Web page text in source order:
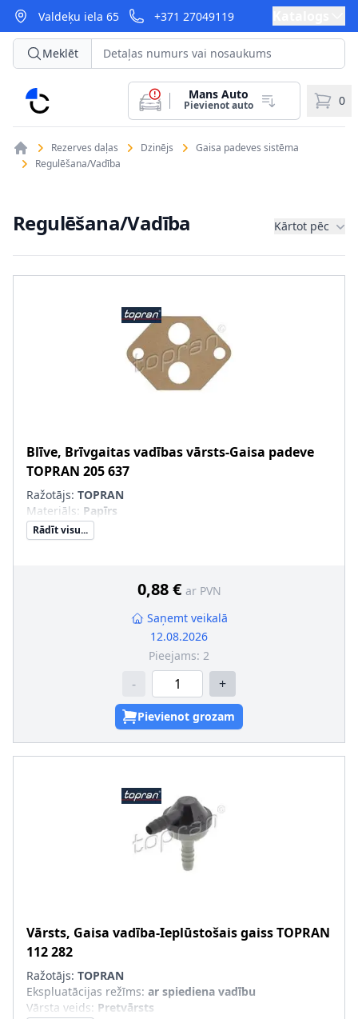
Valdeķu iela 65 +371 27049119
CarParts
Meklēt
Mans Auto
Pievienot auto 0
Rezerves daļas Dzinējs
Gaisa padeves sistēma
Regulēšana/Vadība
Regulēšana/Vadība Kārtot pēc
Blīve, Brīvgaitas vadības vārsts-Gaisa padeve
TOPRAN 205 637
Ražotājs: TOPRAN
Materiāls: Papīrs
Rādīt visu...
0,88 € ar PVN
Saņemt veikalā
12.08.2026
Pieejams: 2
- +
Pievienot grozam
Vārsts, Gaisa vadība-Ieplūstošais gaissTOPRAN
112 282
Ražotājs: TOPRAN
Ekspluatācijas režīms: ar spiediena vadību
Vārsta veids: Pretvārsts